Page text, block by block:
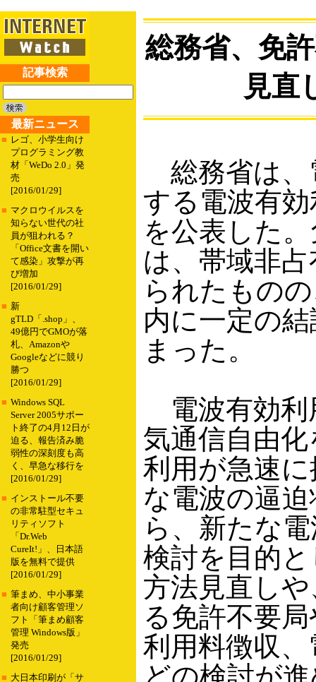
記事検索
最新ニュース
■ レゴ、小学生向け
プログラミング教
材「WeDo 2.0」発
売
[2016/01/29]
■ マクロウイルスを
知らない世代の社
員が狙われる？
「Office文書を開い
て感染」攻撃が再
び増加
[2016/01/29]
■ 新
gTLD「.shop」、
49億円でGMOが落
札、Amazonや
Googleなどに競り
勝つ
[2016/01/29]
■ Windows SQL
Server 2005サポー
ト終了の4月12日が
迫る、報告済み脆
弱性の深刻度も高
く、早急な移行を
[2016/01/29]
■ インストール不要
の非常駐型セキュ
リティソフト
「Dr.Web
CureIt!」、日本語
版を無料で提供
[2016/01/29]
■ 筆まめ、中小事業
者向け顧客管理ソ
フト「筆まめ顧客
管理 Windows版」
発売
[2016/01/29]
■ 大日本印刷が「サ
総務省、免
見直
総務省は、
する電波有
を公表した
は、帯域非
られたもの
内に一定の
まった。
電波有効利
気通信自由
利用が急速
な電波の逼
ら、新たな
検討を目的
方法見直し
る免許不要
利用料徴収